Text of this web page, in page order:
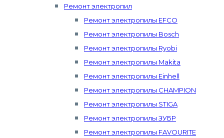
Ремонт электропил
Ремонт электропилы EFCO
Ремонт электропилы Bosch
Ремонт электропилы Ryobi
Ремонт электропилы Makita
Ремонт электропилы Einhell
Ремонт электропилы CHAMPION
Ремонт электропилы STIGA
Ремонт электропилы ЗУБР
Ремонт электропилы FAVOURITE